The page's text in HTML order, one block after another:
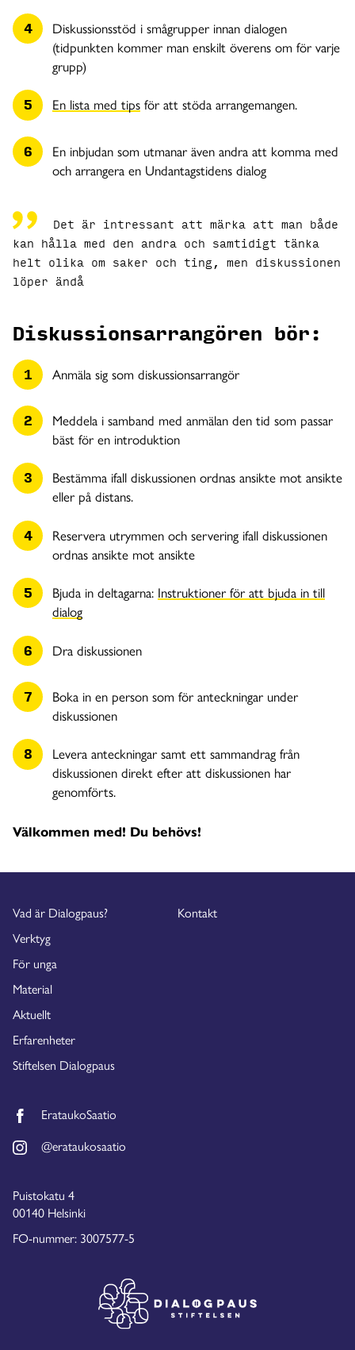
Diskussionsstöd i smågrupper innan dialogen
(tidpunkten kommer man enskilt överens om för varje
grupp)
En lista med tips för att stöda arrangemangen.
En inbjudan som utmanar även andra att komma med
och arrangera en Undantagstidens dialog
Det är intressant att märka att man både
kan hålla med den andra och samtidigt tänka
helt olika om saker och ting, men diskussionen
löper ändå
Diskussionsarrangören bör:
Anmäla sig som diskussionsarrangör
Meddela i samband med anmälan den tid som passar
bäst för en introduktion
Bestämma ifall diskussionen ordnas ansikte mot ansikte
eller på distans.
Reservera utrymmen och servering ifall diskussionen
ordnas ansikte mot ansikte
Bjuda in deltagarna: Instruktioner för att bjuda in till
dialog
Dra diskussionen
Boka in en person som för anteckningar under
diskussionen
Levera anteckningar samt ett sammandrag från
diskussionen direkt efter att diskussionen har
genomförts.
Välkommen med! Du behövs!
Vad är Dialogpaus?
Verktyg
För unga
Material
Aktuellt
Erfarenheter
Stiftelsen Dialogpaus
Kontakt
ErataukoSaatio
@erataukosaatio
Puistokatu 4
00140 Helsinki
FO-nummer: 3007577-5